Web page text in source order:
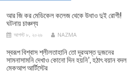
আর জি কর মেডিকেল কলেজ থেকে উধাও দুই রোগী!
ঘটনায় চাঞ্চল্য
আগস্ট ৮, ২০২৬ NAZMA
স্বরূপ বিশ্বাস শ্লীলতাহানি তো দূরঅস্ত দুজনের
সামনাসামনি দেখাও কোনো দিন হয়নি’, হঠাৎ বয়ান বদল
মেকআপ আর্টিস্টের